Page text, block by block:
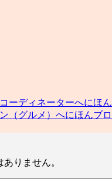
にほ
にほんブ
りません。